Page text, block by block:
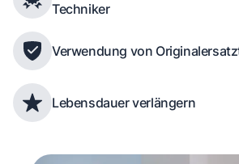
Techniker
Verwendung von
Lebensdauer verlängern